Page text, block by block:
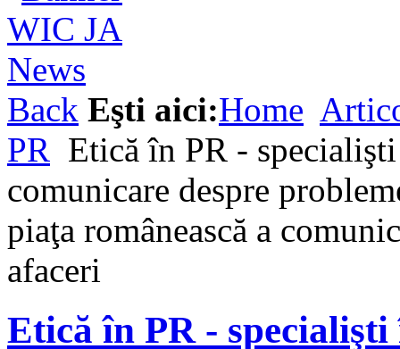
Back Eşti aici:Home
PR Etică în PR -
comunicare despre
piaţa românească a
afaceri
Etică în PR - specialişti